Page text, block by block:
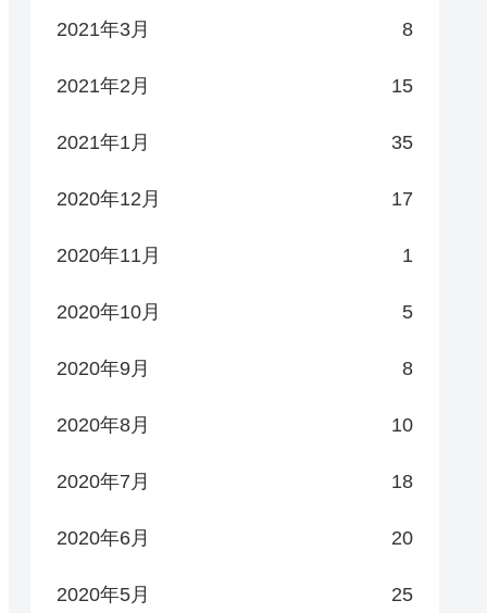
2021年3月 8
2021年2月 15
2021年1月 35
2020年12月 17
2020年11月 1
2020年10月 5
2020年9月 8
2020年8月 10
2020年7月 18
2020年6月 20
2020年5月 25